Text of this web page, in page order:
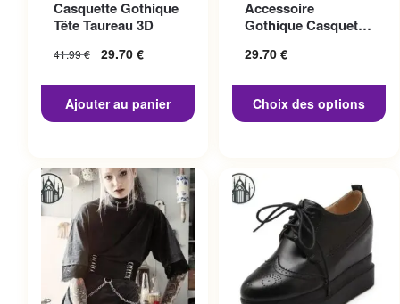
Casquette Gothique
Tête Taureau 3D
41.99€ 29.70 €
Ajouter au panier
Accessoire
Gothique Casquette
29.70 €
Choix des options
variations. Les options
peuvent être choisies sur la
page du produit